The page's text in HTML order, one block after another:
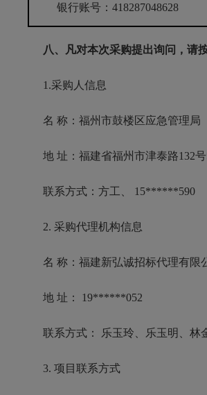
银行账号：418287048628
八、凡对本次采购提出询问，请
1.采购人信息
名 称：福州市鼓楼区应急管理局
地 址：福建省福州市津泰路132号
联系方式：方工、 15******590
2. 采购代理机构信息
名 称：福建新弘诚招标代理有限
地 址： 19******052
联系方式： 乐玉玲、乐玉明、林
3. 项目联系方式